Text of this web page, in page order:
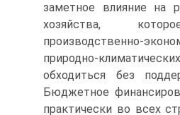
заметное влияние на
хозяйства,
производственно-
природно-
обходиться без
Бюджетное
практически во всех